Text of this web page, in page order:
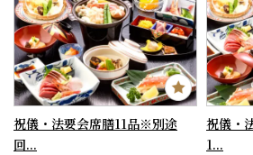
祝儀・法要会席膳11品※別途
回...
祝儀・
1...